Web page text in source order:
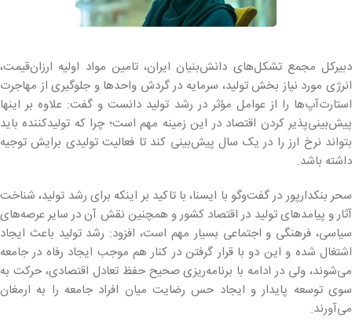
دبیرکل مجمع تشکل‌های دانش‌بنیان ایران، تامین مواد اولیه ارزان‌قیمت،
انرژی مورد نیاز بخش تولید، سرمایه در گردش واحدها و جلوگیری از مهاجرت
استارت‌آپ‌ها را از عوامل مؤثر در رشد تولید دانست و گفت: علاوه بر اینها
پیش‌بینی‌پذیر کردن اقتصاد در این زمینه مهم است؛ چرا که تولیدکننده باید
بتواند نرخ ارز را در یک سال پیش‌بینی کند تا فعالیت تولیدی برایش توجیه
داشته باشد.
سحر بنکدارپور در گفت‌وگو با ایسنا، با تاکید بر اینکه برای رشد تولید، شناخت
آثار و پیامدهای تولید در اقتصاد کشور و همچنین نقش آن در سایر عرصه‌های
سیاسی، فرهنگی و اجتماعی بسیار مهم است، افزود: رشد تولید باعث ایجاد
اشتغال شده و این دو با قرار گرفتن در کنار هم موجب ایجاد رفاه در جامعه
می‌شوند، ولی در ادامه با برنامه‌ریزی صحیح حفظ تعادل اقتصادی، حرکت به
سوی توسعه پایدار و ایجاد حس رضایت میان افراد جامعه را به ارمغان
می‌آورند.